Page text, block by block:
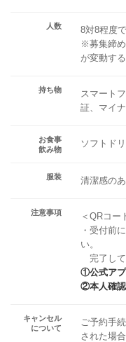
人数
8対8程度
※募集締
が変動す
持ち物
スマート
証、マイ
お食事
飲み物
ソフトド
服装 清潔感の
注意事項
＜QRコー
・受付前
い。
完了して
①公式アプ
②本人確認
キャンセル
について
ご予約手
された場